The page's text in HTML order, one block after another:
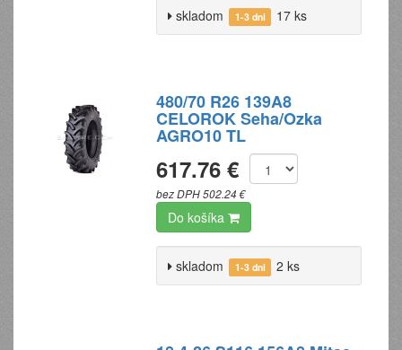
skladom 1-3 dni 17 ks
480/70 R26 139A8
CELOROK Seha/Ozka
AGRO10 TL
617.76 €
bez DPH 502.24 €
Do košíka
skladom 1-3 dni 2 ks